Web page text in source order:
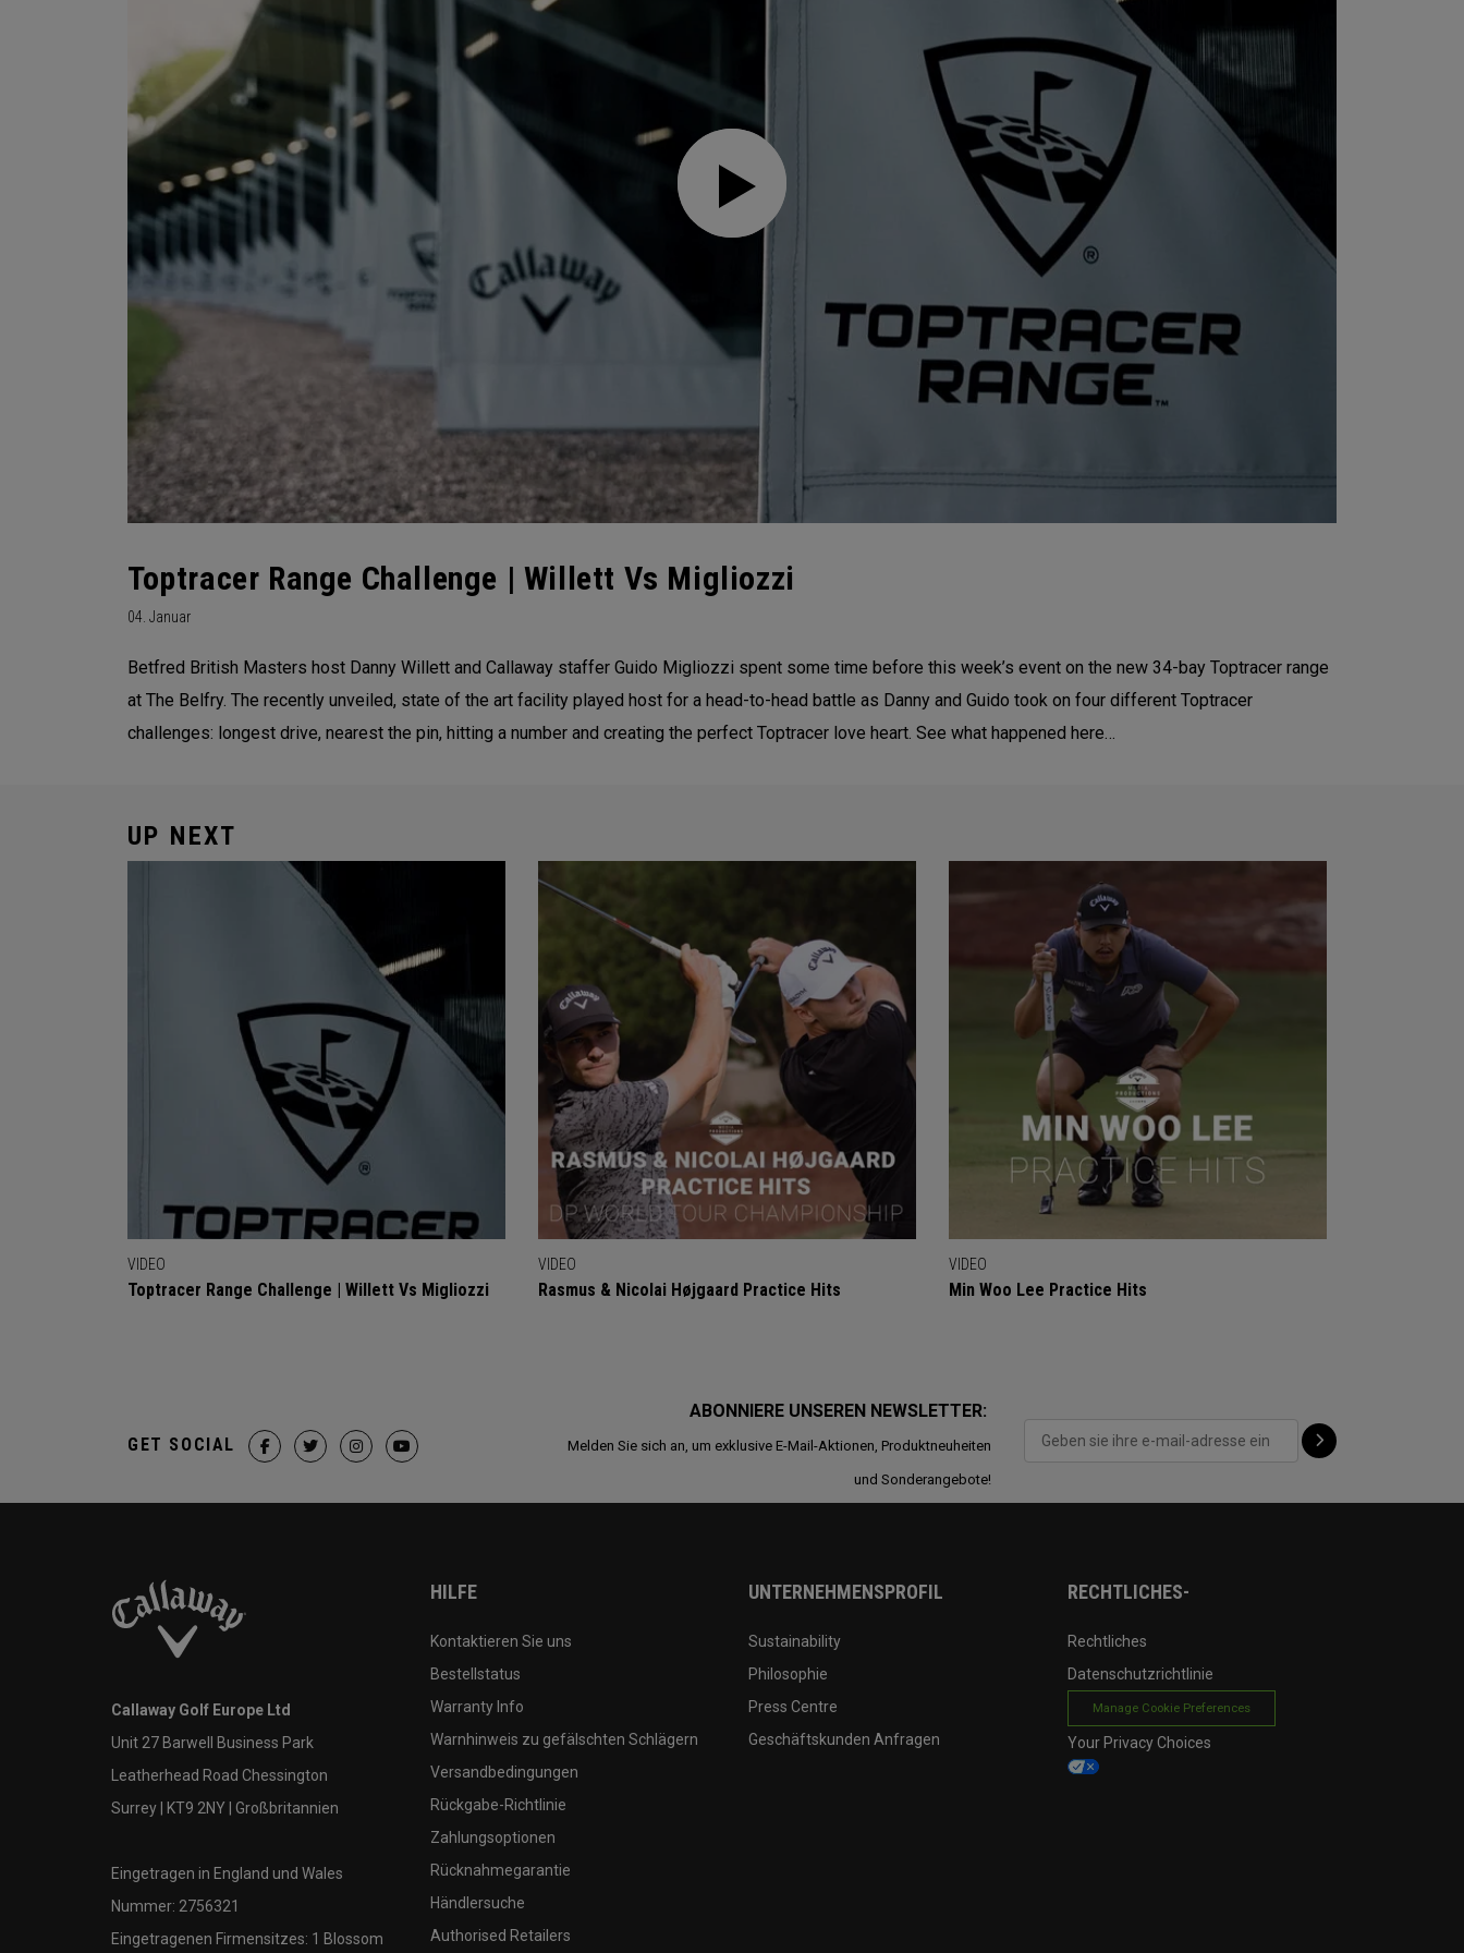
Toptracer Range Challenge | Willett Vs Migliozzi
04. Januar
Betfred British Masters host Danny Willett and Callaway staffer Guido Migliozzi spent some time before this week’s event on the new 34-bay Toptracer range
at The Belfry. The recently unveiled, state of the art facility played host for a head-to-head battle as Danny and Guido took on four different Toptracer
challenges: longest drive, nearest the pin, hitting a number and creating the perfect Toptracer love heart. See what happened here…
UP NEXT
VIDEO
Toptracer Range Challenge | Willett Vs Migliozzi
VIDEO
Rasmus & Nicolai Højgaard Practice Hits
VIDEO
Min Woo Lee Practice Hits
ABONNIERE UNSEREN NEWSLETTER:
Melden Sie sich an, um exklusive E-Mail-Aktionen, Produktneuheiten
und Sonderangebote!
GET SOCIAL
Callaway Golf Europe Ltd
Unit 27 Barwell Business Park
Leatherhead Road Chessington
Surrey | KT9 2NY | Großbritannien
Eingetragen in England und Wales
Nummer: 2756321
Eingetragenen Firmensitzes: 1 Blossom
HILFE
Kontaktieren Sie uns
Bestellstatus
Warranty Info
Warnhinweis zu gefälschten Schlägern
Versandbedingungen
Rückgabe-Richtlinie
Zahlungsoptionen
Rücknahmegarantie
Händlersuche
Authorised Retailers
UNTERNEHMENSPROFIL
Sustainability
Philosophie
Press Centre
Geschäftskunden Anfragen
RECHTLICHES-
Rechtliches
Datenschutzrichtlinie
Manage Cookie Preferences
Your Privacy Choices